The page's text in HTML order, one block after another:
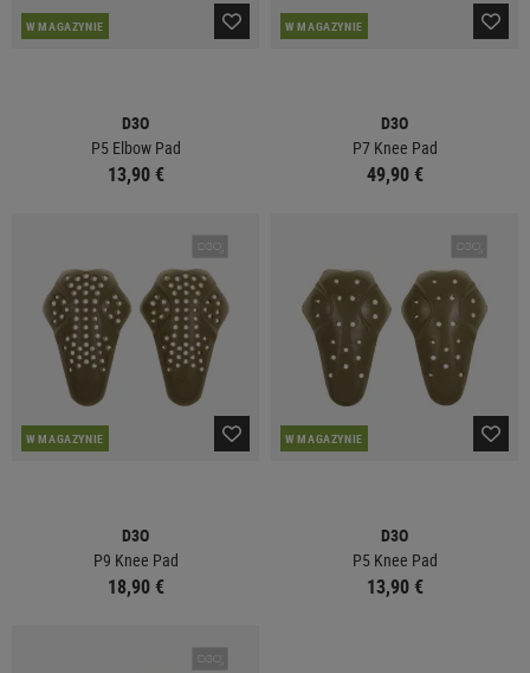
W MAGAZYNIE
D3O
P5 Elbow Pad
13,90 €
W MAGAZYNIE
D3O
P7 Knee Pad
49,90 €
W MAGAZYNIE
D3O
P9 Knee Pad
18,90 €
W MAGAZYNIE
D3O
P5 Knee Pad
13,90 €